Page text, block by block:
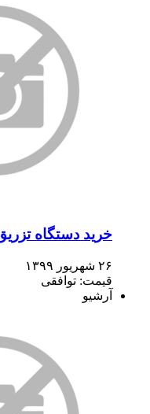
خرید دستگاه
۲۶ شهریور ۱۳۹۹
قیمت: توافقی
آرشیو